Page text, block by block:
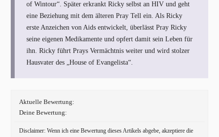
of Wintour“. Später erkrankt Ricky selbst an HIV und geht
eine Beziehung mit dem älteren Pray Tell ein. Als Ricky
erste Anzeichen von Aids entwickelt, überlässt Pray Ricky
seine eigenen Medikamente und opfert damit sein Leben für
ihn. Ricky führt Prays Vermächtnis weiter und wird stolzer
Hausvater des „House of Evangelista“.
Aktuelle Bewertung:
Deine Bewertung:
Disclaimer: Wenn ich eine Bewertung dieses Artikels abgebe, akzeptiere die